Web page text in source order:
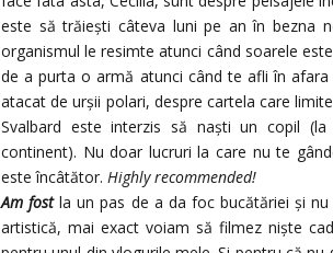
este să trăiești câteva luni pe an în bezna
organismul le resimte atunci când soarele
de a purta o armă atunci când te afli în
atacat de urșii polari, despre cartela care
Svalbard este interzis să naști un copil
continent). Nu doar lucruri la care nu te
este încâtător. Highly recommended!
Am fostla un pas de a da foc bucătăriei și
artistică, mai exact voiam să filmez niște